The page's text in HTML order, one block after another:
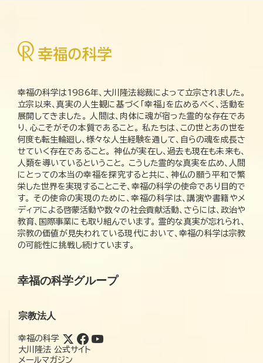
幸福の科学は1986年、大川隆法総裁によって立宗されました。
立宗以来、真実の人生観に基づく「幸福」を広めるべく、活動を
展開してきました。 人間は、肉体に魂が宿った霊的な存在であ
り、心こそがその本質であること。 私たちは、この世とあの世を
何度も転生輪廻し、様々な人生経験を通して、自らの魂を成長さ
せていく存在であること。 神仏が実在し、過去も現在も未来も、
人類を導いているということ。 こうした霊的な真実を広め、人間
にとっての本当の幸福を探究すると共に、神仏の願う平和で繁
栄した世界を実現することこそ、幸福の科学の使命であり目的で
す。 その使命の実現のために、幸福の科学は、講演や書籍やメ
ディアによる啓蒙活動や数々の社会貢献活動、さらには、政治や
教育、国際事業にも取り組んでいます。 霊的な真実が忘れられ、
宗教の価値が見失われている現代において、幸福の科学は宗教
の可能性に挑戦し続けています。
幸福の科学グループ
宗教法人
幸福の科学
大川隆法 公式サイト
メールマガジン